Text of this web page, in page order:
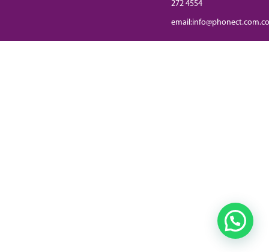
272 4554
email:info@phonect.com.co